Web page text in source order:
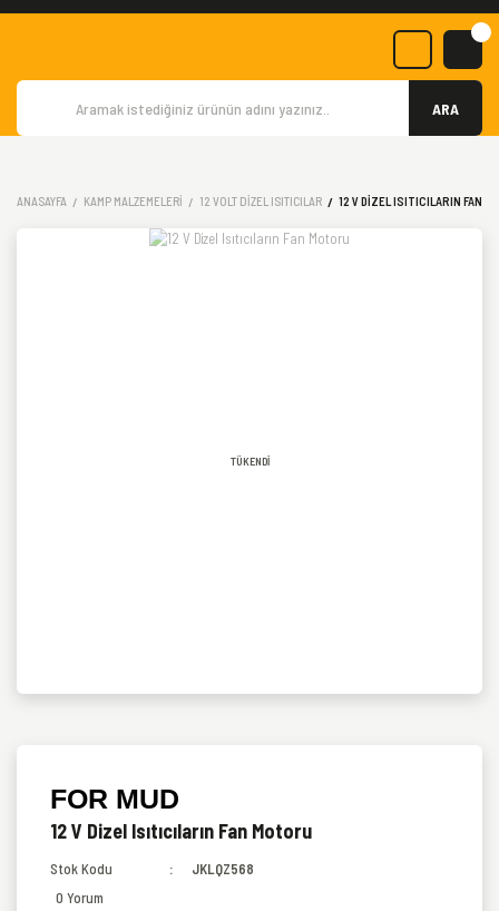
ARA
ANASAYFA KAMP MALZEMELERI 12 VOLT DIZEL ISITICILAR 12 V DIZEL ISITICILARIN FAN
TÜKENDİ
FOR MUD
12 V Dizel Isıtıcıların Fan Motoru
Stok Kodu
JKLQZ568
0 Yorum